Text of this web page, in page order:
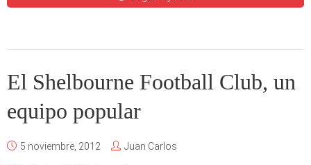
El Shelbourne Football Club, un
equipo popular
5 noviembre, 2012 Juan Carlos